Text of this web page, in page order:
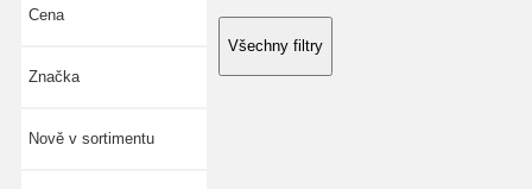
Cena
Značka
Nově v sortimentu
Všechny filtry